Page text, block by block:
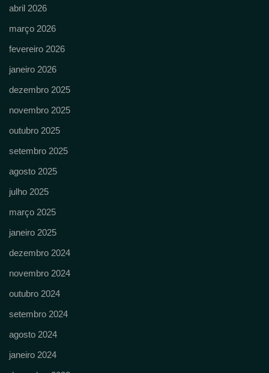
abril 2026
março 2026
fevereiro 2026
janeiro 2026
dezembro 2025
novembro 2025
outubro 2025
setembro 2025
agosto 2025
julho 2025
março 2025
janeiro 2025
dezembro 2024
novembro 2024
outubro 2024
setembro 2024
agosto 2024
janeiro 2024